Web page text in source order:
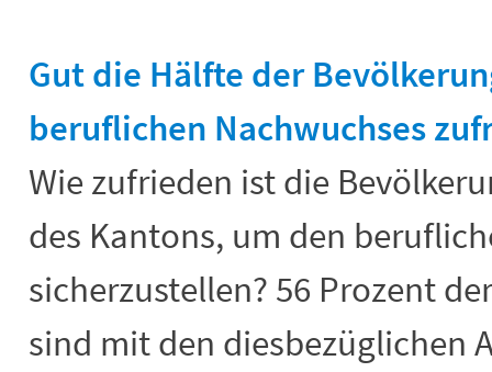
Gut die Hälfte der
beruflichen Nachwuchses
Wie zufrieden ist die
des Kantons, um den
sicherzustellen? 56 Prozent
sind mit den diesbezüglichen